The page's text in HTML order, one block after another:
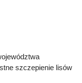
szczepienie lisów